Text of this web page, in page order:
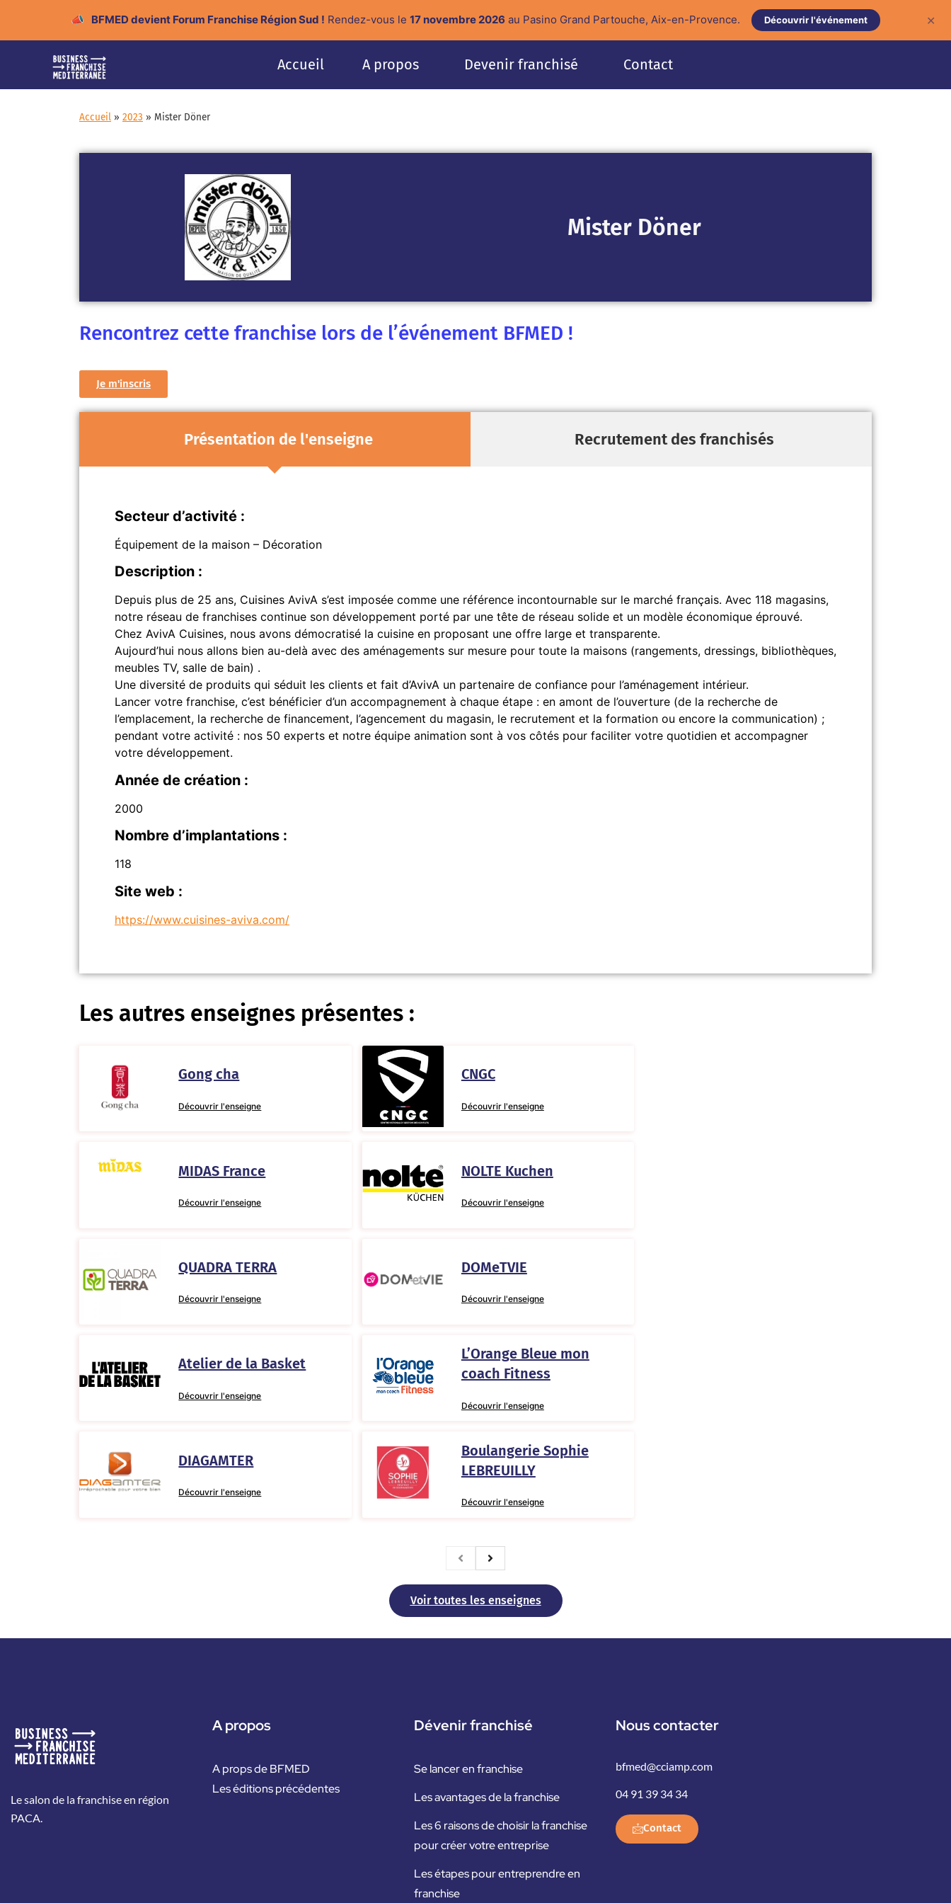
📣 BFMED devient Forum Franchise Région Sud ! Rendez-vous le 17 novembre 2026 au Pasino Grand Partouche, Aix-en-Provence. Découvrir l'événement ✕
Accueil A propos Devenir franchisé Contact
Accueil » 2023 » Mister Döner
Mister Döner
Rencontrez cette franchise lors de l’événement BFMED !
Je m'inscris
Présentation de l'enseigne Recrutement des franchisés
Secteur d’activité :
Équipement de la maison – Décoration
Description :
Depuis plus de 25 ans, Cuisines AvivA s’est imposée comme une référence incontournable sur le marché français. Avec 118 magasins,
notre réseau de franchises continue son développement porté par une tête de réseau solide et un modèle économique éprouvé.
Chez AvivA Cuisines, nous avons démocratisé la cuisine en proposant une offre large et transparente.
Aujourd’hui nous allons bien au-delà avec des aménagements sur mesure pour toute la maisons (rangements, dressings, bibliothèques,
meubles TV, salle de bain) .
Une diversité de produits qui séduit les clients et fait d’AvivA un partenaire de confiance pour l’aménagement intérieur.
Lancer votre franchise, c’est bénéficier d’un accompagnement à chaque étape : en amont de l’ouverture (de la recherche de
l’emplacement, la recherche de financement, l’agencement du magasin, le recrutement et la formation ou encore la communication) ;
pendant votre activité : nos 50 experts et notre équipe animation sont à vos côtés pour faciliter votre quotidien et accompagner
votre développement.
Année de création :
2000
Nombre d’implantations :
118
Site web :
https://www.cuisines-aviva.com/
Les autres enseignes présentes :
Gong cha
Découvrir l'enseigne
CNGC
Découvrir l'enseigne
MIDAS France
Découvrir l'enseigne
NOLTE Kuchen
Découvrir l'enseigne
QUADRA TERRA
Découvrir l'enseigne
DOMeTVIE
Découvrir l'enseigne
Atelier de la Basket
Découvrir l'enseigne
L’Orange Bleue mon
coach Fitness
Découvrir l'enseigne
DIAGAMTER
Découvrir l'enseigne
Boulangerie Sophie
LEBREUILLY
Découvrir l'enseigne
Voir toutes les enseignes
Le salon de la franchise en région
PACA.
A propos
A props de BFMED
Les éditions précédentes
Dévenir franchisé
Se lancer en franchise
Les avantages de la franchise
Les 6 raisons de choisir la franchise
pour créer votre entreprise
Les étapes pour entreprendre en
franchise
Nous contacter
bfmed@cciamp.com
04 91 39 34 34
Contact